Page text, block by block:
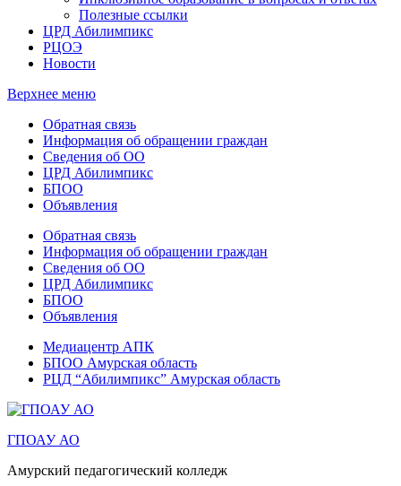
Полезные ссылки
ЦРД Абилимпикс
РЦОЭ
Новости
Верхнее меню
Обратная связь
Информация об обращении граждан
Сведения об ОО
ЦРД Абилимпикс
БПОО
Объявления
Обратная связь
Информация об обращении граждан
Сведения об ОО
ЦРД Абилимпикс
БПОО
Объявления
Медиацентр АПК
БПОО Амурская область
РЦД “Абилимпикс” Амурская область
ГПОАУ АО
Амурский педагогический колледж